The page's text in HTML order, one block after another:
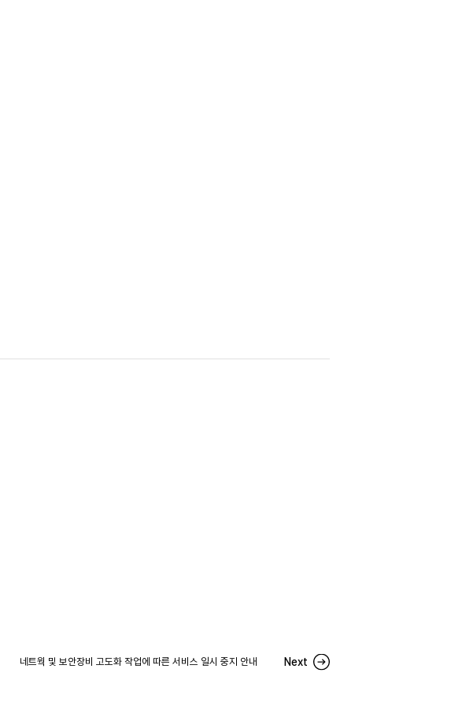
네트웍 및 보안장비 고도화 작업에 따른 서비스 일시 중지 안내 Next